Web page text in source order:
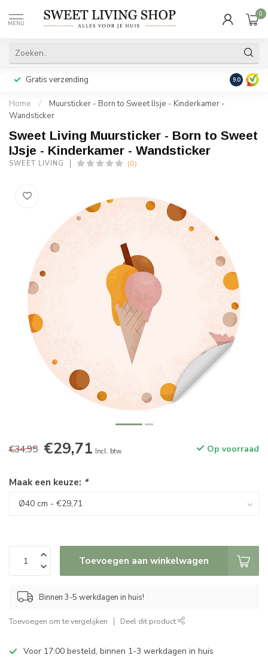
MENU
0
Gratis verzending Achteraf
9.0
Home /
Muursticker - Born to Sweet IJsje - Kinderkamer -
Wandsticker
Sweet Living Muursticker - Born to Sweet
IJsje - Kinderkamer - Wandsticker
SWEET LIVING (0)
€34,95 €29,71 Incl. btw Op voorraad
Maak een keuze: *
Toevoegen aan winkelwagen
Binnen 3-5 werkdagen in huis!
Toevoegen om te vergelijken Deel dit product
Voor 17:00 besteld, binnen 1-3 werkdagen in huis